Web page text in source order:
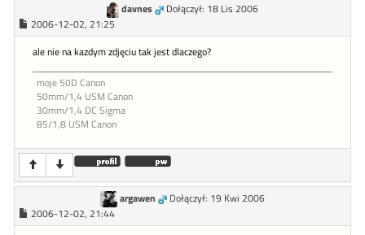
davnes
Dołączył: 18 Lis 2006
2006-12-02, 21:25
ale nie na kazdym zdjęciu tak jest dlaczego?
moje 50D Canon
50mm/1,4 USM Canon
30mm/1,4 DC Sigma
85/1,8 USM Canon
argawen
Dołączył: 19 Kwi 2006
2006-12-02, 21:44